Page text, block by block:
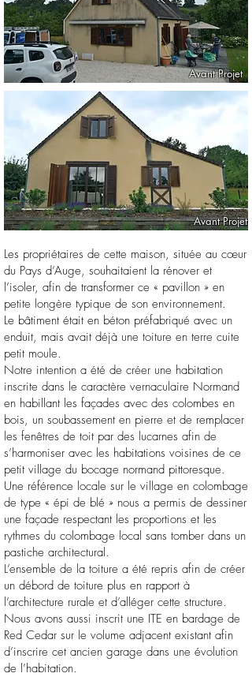
Avant Projet
Avant Projet
Les propriétaires de cette maison, située au cœur
du Pays d’Auge, souhaitaient la rénover et
l’isoler, afin de transformer ce « pavillon » en
petite longère typique de son environnement.
Le bâtiment était en béton préfabriqué avec un
enduit, mais avait déjà une toiture en terre cuite
petit moule.
Notre intention a été de créer une habitation
inscrite dans le caractère vernaculaire Normand
en habillant les façades avec des colombes en
bois, un soubassement en pierre et de remplacer
les fenêtres de toit par des lucarnes afin de
s’harmoniser avec les habitations voisines de ce
petit village du bocage normand pittoresque.
Une référence locale sur le village en colombage
de type « épi de blé » nous a permis de dessiner
une façade respectant les proportions et les
rythmes du colombage local sans tomber dans un
pastiche architectural.
L’ensemble de la toiture a été repris afin de créer
un débord de toiture plus en rapport à
l’architecture rurale et d’alléger cette structure.
Nous avons aussi inscrit une ITE en bardage de
Red Cedar sur le volume adjacent existant afin
d’inscrire cet ancien garage dans une évolution
de l’habitation.